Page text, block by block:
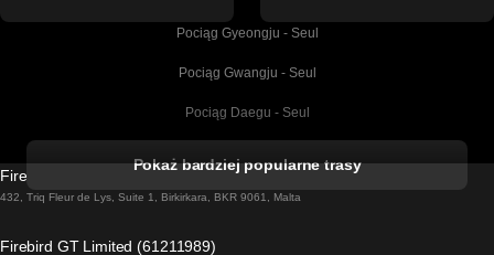
Pociąg Gyeongju - Seul
Pociąg Gwangju - Seul
Pociąg Daegu - Seul
Pociąg Dublin - Galway
Pokaż bardziej popularne trasy
Firebird GT Limited (OC 1451)
432, Triq Fleur de Lys, Suite 1, Birkirkara, BKR 9061, Malta
Firebird GT Limited (61211989)